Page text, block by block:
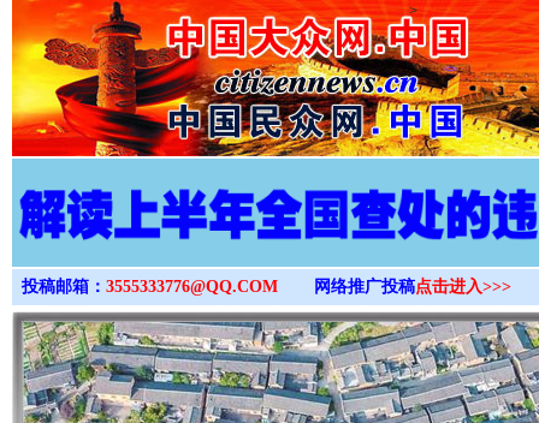
>
投稿邮箱： 3555333776@QQ.COM 网络推广投稿点击进入>>>